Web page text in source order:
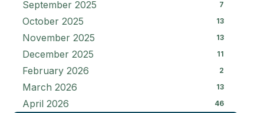
September 2025 7
October 2025 13
November 2025 13
December 2025 11
February 2026 2
March 2026 13
April 2026 46